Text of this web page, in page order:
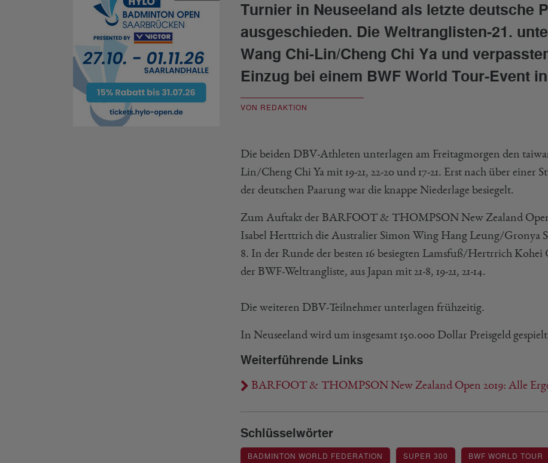
Turnier in Neuseeland als letzte deutsche
ausgeschieden. Die Weltranglisten-21.
Wang Chi-Lin/Cheng Chi Ya und
Einzug bei einem BWF World Tour-Event
VON REDAKTION
Die beiden DBV-Athleten unterlagen am Freitagmorgen den
Lin/Cheng Chi Ya mit 19-21, 22-20 und 17-21. Erst nach über einer
der deutschen Paarung war die knappe Niederlage besiegelt.
Zum Auftakt der BARFOOT & THOMPSON New Zealand Open
Isabel Herttrich die Australier Simon Wing Hang Leung/Gronya
8. In der Runde der besten 16 besiegten Lamsfuß/Hertrrich
der BWF-Weltrangliste, aus Japan mit 21-8, 19-21, 21-14.
Die weiteren DBV-Teilnehmer unterlagen frühzeitig.
In Neuseeland wird um insgesamt 150.000 Dollar Preisgeld
Weiterführende Links
BARFOOT & THOMPSON New Zealand Open 2019: Alle
Schlüsselwörter
BADMINTON WORLD FEDERATION SUPER 300 BWF WORLD TOUR